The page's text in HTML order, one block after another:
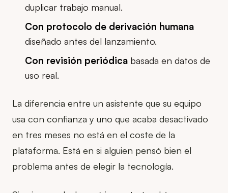
duplicar trabajo manual.
Con protocolo de derivación humana
diseñado antes del lanzamiento.
Con revisión periódica basada en datos de
uso real.
La diferencia entre un asistente que su equipo
usa con confianza y uno que acaba desactivado
en tres meses no está en el coste de la
plataforma. Está en si alguien pensó bien el
problema antes de elegir la tecnología.